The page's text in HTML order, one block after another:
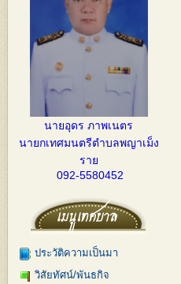
นายอุดร ภาพเนตร
นายกเทศมนตรีตำบลพญาเม็ง
ราย
092-5580452
ประวัติความเป็นมา
วิสัยทัศน์/พันธกิจ